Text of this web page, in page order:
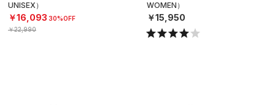
UNISEX）
￥16,093 30%OFF
￥22,990
WOMEN）
￥15,950